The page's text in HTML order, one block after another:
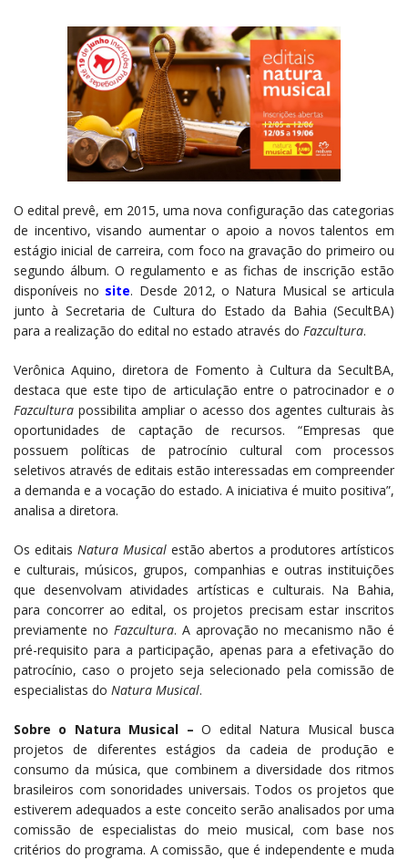
O edital prevê, em 2015, uma nova configuração das categorias
de incentivo, visando aumentar o apoio a novos talentos em
estágio inicial de carreira, com foco na gravação do primeiro ou
segundo álbum. O regulamento e as fichas de inscrição estão
disponíveis no site. Desde 2012, o Natura Musical se articula
junto à Secretaria de Cultura do Estado da Bahia (SecultBA)
para a realização do edital no estado através do Fazcultura.
Verônica Aquino, diretora de Fomento à Cultura da SecultBA,
destaca que este tipo de articulação entre o patrocinador e o
Fazcultura possibilita ampliar o acesso dos agentes culturais às
oportunidades de captação de recursos. “Empresas que
possuem políticas de patrocínio cultural com processos
seletivos através de editais estão interessadas em compreender
a demanda e a vocação do estado. A iniciativa é muito positiva”,
analisa a diretora.
Os editais Natura Musicalestão abertos a produtores artísticos
e culturais, músicos, grupos, companhias e outras instituições
que desenvolvam atividades artísticas e culturais. Na Bahia,
para concorrer ao edital, os projetos precisam estar inscritos
previamente no Fazcultura. A aprovação no mecanismo não é
pré-requisito para a participação, apenas para a efetivação do
patrocínio, caso o projeto seja selecionado pela comissão de
especialistas do Natura Musical.
Sobre o Natura Musical –O edital Natura Musical busca
projetos de diferentes estágios da cadeia de produção e
consumo da música, que combinem a diversidade dos ritmos
brasileiros com sonoridades universais. Todos os projetos que
estiverem adequados a este conceito serão analisados por uma
comissão de especialistas do meio musical, com base nos
critérios do programa. A comissão, que é independente e muda